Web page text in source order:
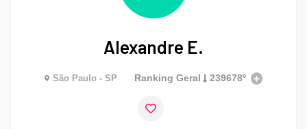
Alexandre E.
São Paulo - SP Ranking Geral 239678º